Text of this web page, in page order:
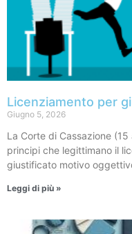
Licenziamento per
Giugno 5, 2026
La Corte di Cassazione
principi che legittimano il
giustificato motivo
Leggi di più »